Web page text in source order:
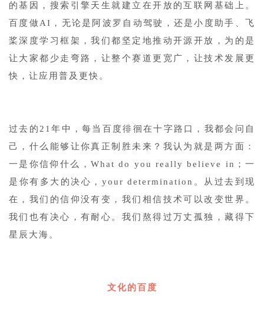
的基因，搜索引擎天生就建立在开放的互联网基础上。
百度做AI，无论是阿波罗自动驾驶，还是小度助手、飞
桨深度学习框架，我们都坚定地推动开源开放，为的是
让大家都少走弯路，让整个赛道更宽广，让技术发展更
快，让应用普及更快。
过去的21年中，每当百度徘徊在十字路口，我都会问自
己，什么能够让你真正制胜未来？我认为就是两方面：
一是你信仰什么，What do you really believe in；一
是你有多大的决心，your determination。从过去到现
在，我们的信仰没有变，我们相信技术可以改变世界。
我们也有决心，有耐心。我们熬得过万丈孤独，藏得下
星辰大海。
文化的百度